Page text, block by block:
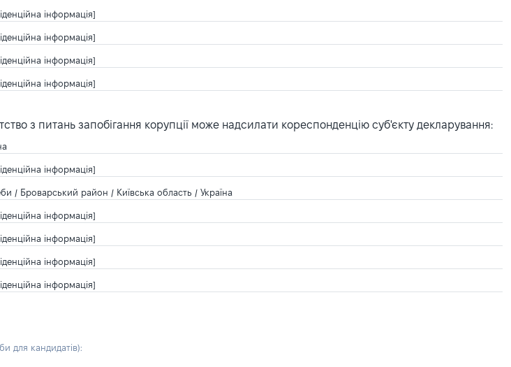
інформація]
інформація]
інформація]
інформація]
з питань запобігання корупції може надсилати кореспонденцію суб'єкту декларування:
інформація]
/ Броварський район / Київська область / Україна
інформація]
інформація]
інформація]
інформація]
для кандидатів):